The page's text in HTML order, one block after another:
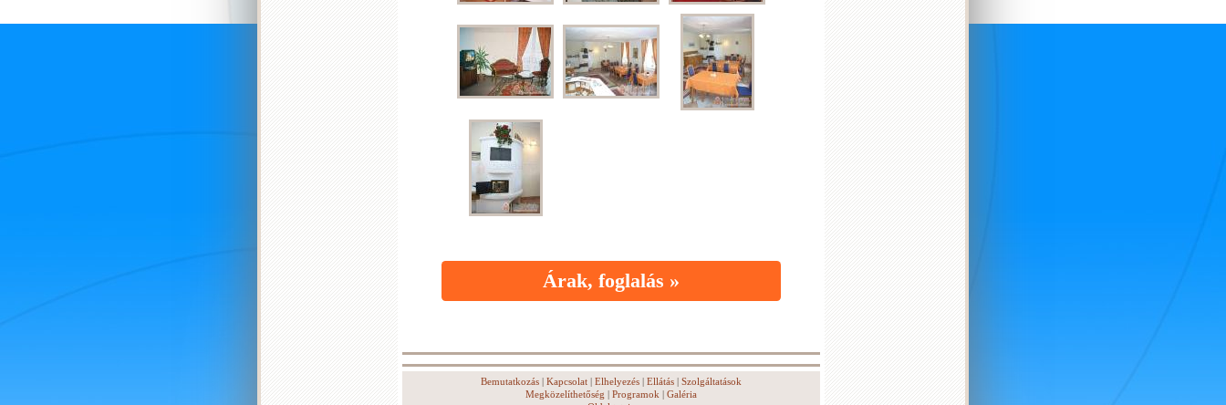
Árak, foglalás »
Bemutatkozás | Kapcsolat | Elhelyezés | Ellátás | Szolgáltatások
Megközelíthetőség | Programok | Galéria